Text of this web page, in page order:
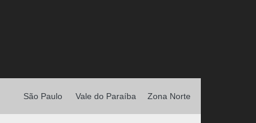
São Paulo Vale do Paraíba Zona Norte